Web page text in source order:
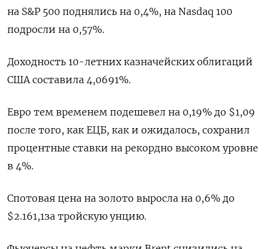
на S&P 500 поднялись на 0,4%, на Nasdaq 100
подросли на 0,57%.
Доходность 10-летних казначейских облигаций
США составила 4,0691%.
Евро тем временем подешевел на 0,19% до $1,09​
после того, как ЕЦБ, как и ожидалось, сохранил
процентные ставки на рекордно высоком уровне
в 4%.
Спотовая цена на золото выросла на 0,6% до
$2.161,1​ за тройскую унцию.